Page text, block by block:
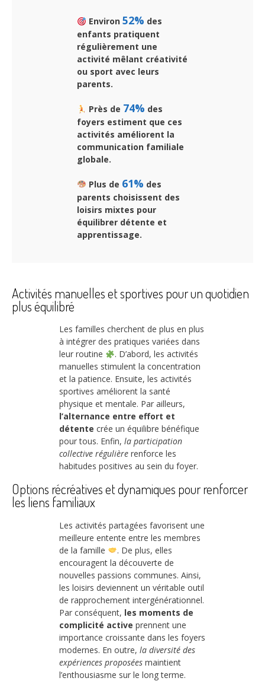
Environ 52% des
enfants pratiquent
régulièrement une
activité mêlant créativité
ou sport avec leurs
parents.
Près de 74% des
foyers estiment que ces
activités améliorent la
communication familiale
globale.
Plus de 61% des
parents choisissent des
loisirs mixtes pour
équilibrer détente et
apprentissage.
Activités manuelles et sportives pour un quotidien
plus équilibré
Les familles cherchent de plus en plus
à intégrer des pratiques variées dans
leur routine
. D’abord, les activités
manuelles stimulent la concentration
et la patience. Ensuite, les activités
sportives améliorent la santé
physique et mentale. Par ailleurs,
l’alternance entre effort et
détente crée un équilibre bénéfique
pour tous. Enfin, la participation
collective régulière renforce les
habitudes positives au sein du foyer.
Options récréatives et dynamiques pour renforcer
les liens familiaux
Les activités partagées favorisent une
meilleure entente entre les membres
de la famille
. De plus, elles
encouragent la découverte de
nouvelles passions communes. Ainsi,
les loisirs deviennent un véritable outil
de rapprochement intergénérationnel.
Par conséquent, les moments de
complicité active prennent une
importance croissante dans les foyers
modernes. En outre, la diversité des
expériences proposées maintient
l’enthousiasme sur le long terme.